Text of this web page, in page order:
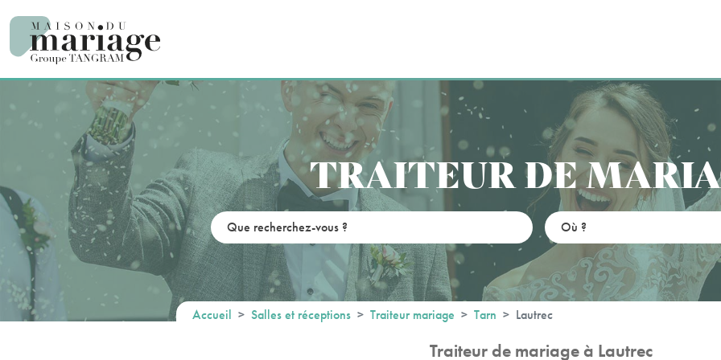
TRAITEUR DE
Accueil Salles et réceptions Traiteur mariage Tarn Lautrec
Traiteur de mariage à Lautrec